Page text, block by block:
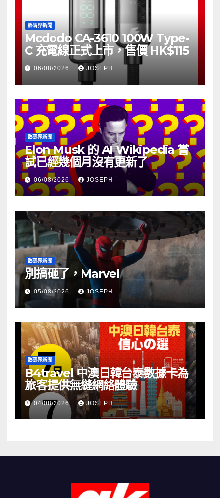
數碼界新聞
Mcdodo CA-3610 100W Type-
C 充電線正式上市，售價 HK$115
06/08/2026 JOSEPH
數碼界新聞
Elon Musk 的 AI Wikipedia 嘗
試已經幾個月沒有更新了
06/08/2026 JOSEPH
數碼界新聞
別搞砸了，Marvel
05/08/2026 JOSEPH
數碼界新聞
B4travel 中澳日韓台泰數據卡為
旅客提供無縫網絡體驗
04/08/2026 JOSEPH